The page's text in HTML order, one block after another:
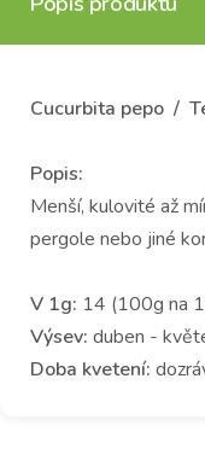
Cucurbita pepo /
Popis:
Menší, kulovité až
pergole nebo jiné
V 1g: 14 (100g na
Výsev: duben -
Doba kvetení: